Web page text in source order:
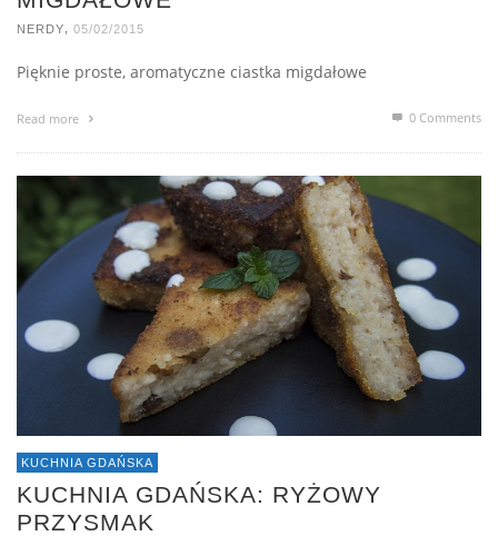
NERDY 05/02/2015
Pięknie proste, aromatyczne ciastka migdałowe
Read more 0 Comments
KUCHNIA GDAŃSKA
KUCHNIA GDAŃSKA: RYŻOWY
PRZYSMAK